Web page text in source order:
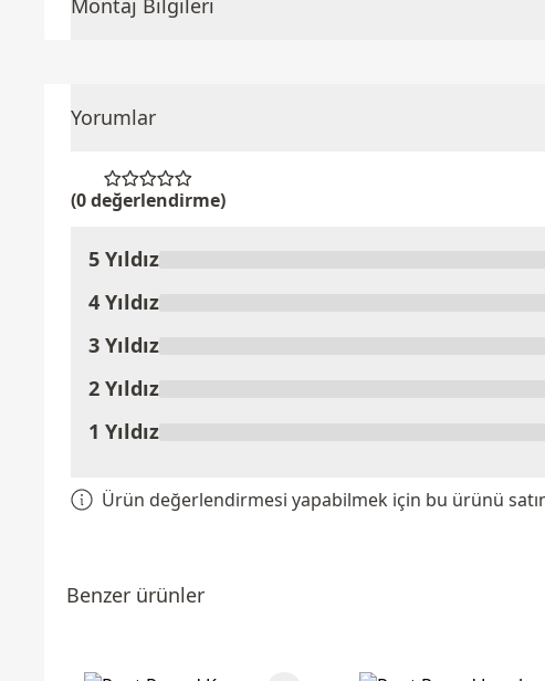
Montaj Bilgileri
Yorumlar
(0 değerlendirme)
Ürünü Değerlendir
5 Yıldız
4 Yıldız
3 Yıldız
2 Yıldız
1 Yıldız
Ürün değerlendirmesi yapabilmek için bu ürünü satın
Benzer ürünler